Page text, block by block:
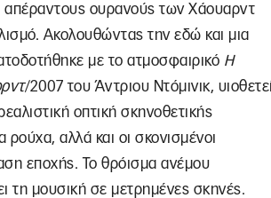
απέραντους ουρανούς των Χάουαρντ
Ακολουθώντας την εδώ και μια
με το ατμοσφαιρικό Η
/2007 του Άντριου Ντόμινικ, υιοθετεί
οπτική σκηνοθετικής
ρούχα, αλλά και οι σκονισμένοι
εποχής. Το θρόισμα ανέμου
τη μουσική σε μετρημένες σκηνές.